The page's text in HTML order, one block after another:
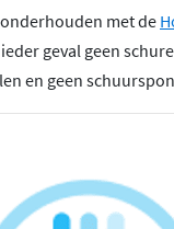
met de
geval geen
en geen